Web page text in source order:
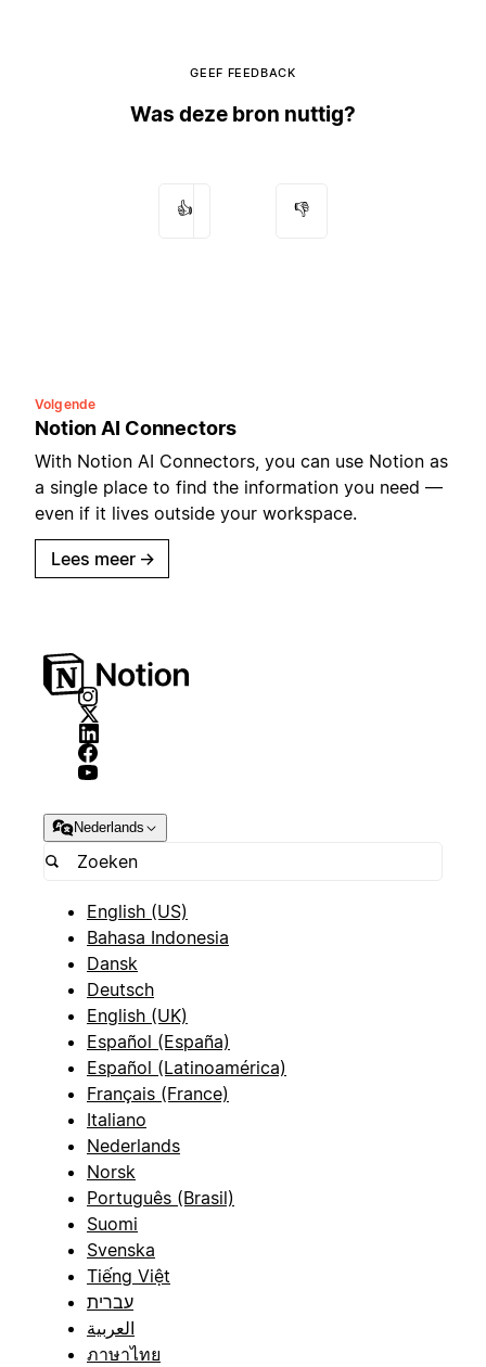
GEEF FEEDBACK
Was deze bron nuttig?
👍 👎
Volgende
Notion AI Connectors
With Notion AI Connectors, you can use Notion as
a single place to find the information you need —
even if it lives outside your workspace.
Lees meer →
Nederlands
English (US)
Bahasa Indonesia
Dansk
Deutsch
English (UK)
Español (España)
Español (Latinoamérica)
Français (France)
Italiano
Nederlands
Norsk
Português (Brasil)
Suomi
Svenska
Tiếng Việt
עברית
العربية
ภาษาไทย